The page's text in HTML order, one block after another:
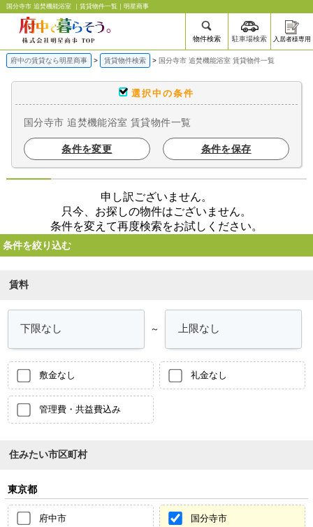
国分寺市 追焚機能浴室 ｜賃貸物件一覧｜明星商事
物件検索 駐車場検索 入居者様専用
府中の賃貸なら明星商事 賃貸物件検索 国分寺市 追焚機能浴室 賃貸物件一覧
選択中の条件
国分寺市 追焚機能浴室 賃貸物件一覧
条件を変更 条件を保存
申し訳ございません。
只今、お探しの物件はございません。
条件を変えて再度検索をお試しください。
条件を絞り込む
賃料
～
敷金なし 礼金なし
管理費・共益費込み
住みたい市区町村
東京都
府中市 国分寺市